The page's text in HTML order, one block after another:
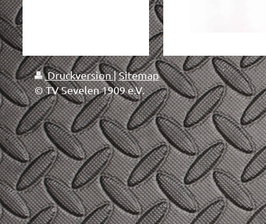
Druckversion|Sitemap
© TV Sevelen 1909 e.V.